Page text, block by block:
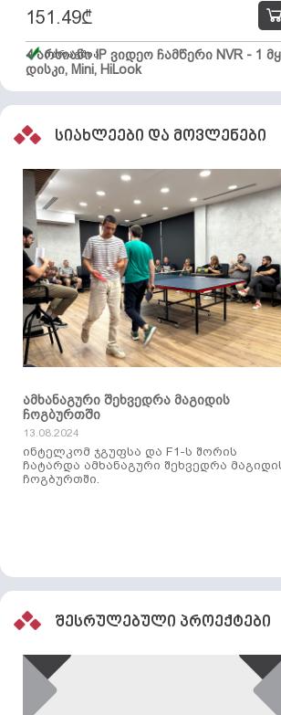
4 არხიანი IP ვიდეო ჩამწერი NVR - 1
დისკი, Mini, HiLook
151.49₾
მარაგშია
სიახლეები და მოვლენები
ამხანაგური შეხვედრა მაგიდის
ჩოგბურთში
13.08.2024
ინტელკომ ჯგუფსა და F1-ს შორის
ჩატარდა ამხანაგური შეხვედრა
ჩოგბურთში.
შესრულებული პროექტები